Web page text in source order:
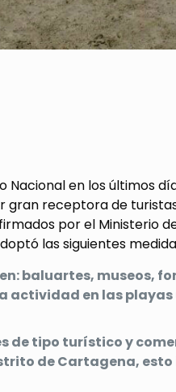
en los últimos
gran receptora de
por el Ministerio
las siguientes
baluartes, museos,
actividad en las
de tipo turístico y
de Cartagena, esto